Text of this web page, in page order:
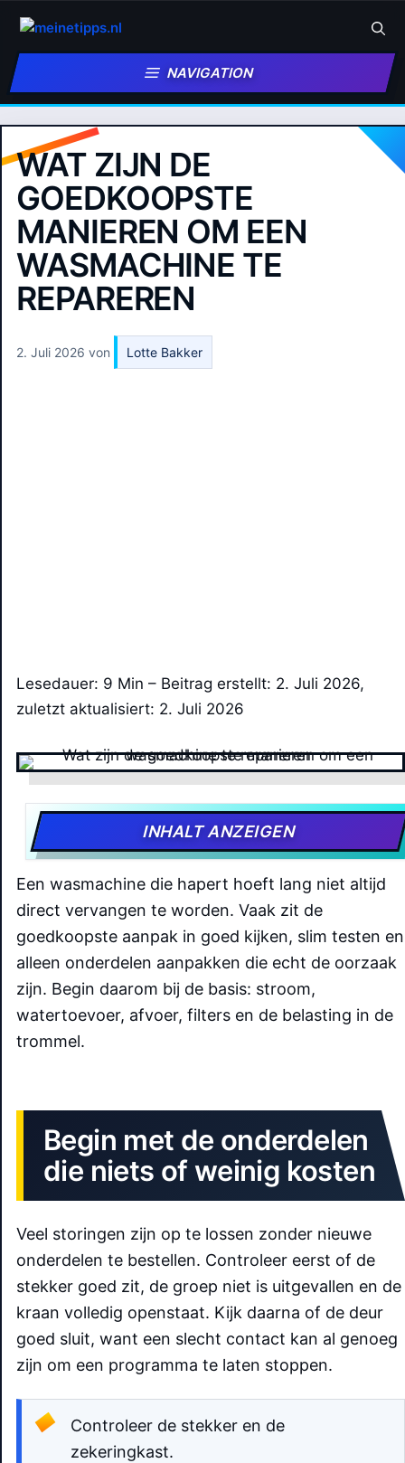
Inhalt
springen
NAVIGATION
WAT ZIJN DE
GOEDKOOPSTE
MANIEREN OM EEN
WASMACHINE TE
REPAREREN
2. Juli 2026 von Lotte Bakker
Lesedauer: 9 Min – Beitrag erstellt: 2. Juli 2026,
zuletzt aktualisiert: 2. Juli 2026
INHALT ANZEIGEN
Een wasmachine die hapert hoeft lang niet altijd
direct vervangen te worden. Vaak zit de
goedkoopste aanpak in goed kijken, slim testen en
alleen onderdelen aanpakken die echt de oorzaak
zijn. Begin daarom bij de basis: stroom,
watertoevoer, afvoer, filters en de belasting in de
trommel.
Begin met de onderdelen
die niets of weinig kosten
Veel storingen zijn op te lossen zonder nieuwe
onderdelen te bestellen. Controleer eerst of de
stekker goed zit, de groep niet is uitgevallen en de
kraan volledig openstaat. Kijk daarna of de deur
goed sluit, want een slecht contact kan al genoeg
zijn om een programma te laten stoppen.
Controleer de stekker en de
zekeringkast.